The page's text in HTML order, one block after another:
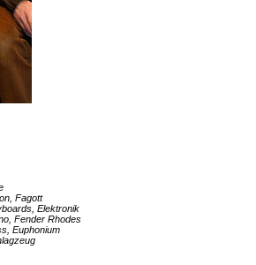
Fagott
Elektronik
Fender Rhodes
Euphonium